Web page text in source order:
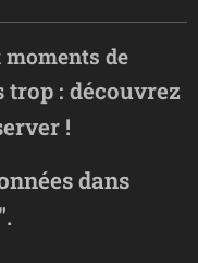
de
trop : découvrez
!
dans